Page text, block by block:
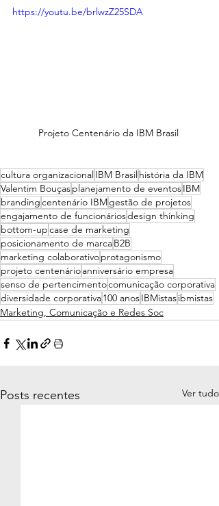
https://youtu.be/brlwzZ25SDA
Projeto Centenário da IBM Brasil
cultura organizacional IBM Brasil história da IBM
Valentim Bouçasplanejamento de eventosIBM
brandingcentenário IBMgestão de projetos
engajamento de funcionáriosdesign thinking
bottom-upcase de marketing
posicionamento de marcaB2B
marketing colaborativoprotagonismo
projeto centenárioanniversário empresa
senso de pertencimentocomunicação corporativa
diversidade corporativa100 anosIBMistasibmistas
Marketing, Comunicação e Redes Soc
Posts recentes Ver tudo